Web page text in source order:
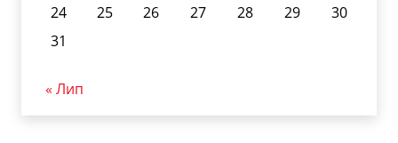
24
25 26 27 28 29
30
31
« Лип